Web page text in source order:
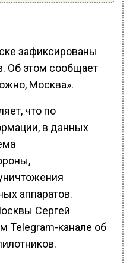
зафиксированы
Об этом сообщает
Москва».
что по
в данных
аппаратов.
Сергей
Telegram-канале об